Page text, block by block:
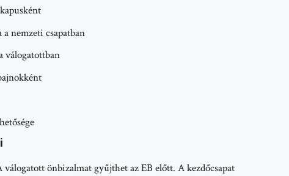
nemzeti csapatban
válogatottban
önbizalmat gyűjthet az EB előtt. A kezdőcsapat